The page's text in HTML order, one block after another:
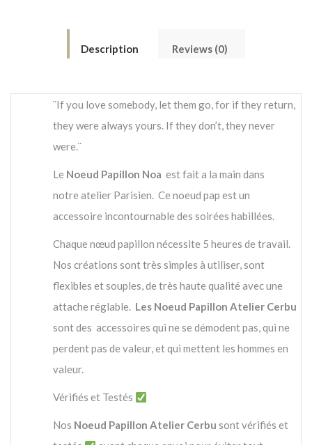
Description Reviews (0)
¨If you love somebody, let them go, for if they return,
they were always yours. If they don’t, they never
were.¨
Le Noeud Papillon Noa est fait a la main dans
notre atelier Parisien. Ce noeud pap est un
accessoire incontournable des soirées habillées.
Chaque nœud papillon nécessite 5 heures de travail.
Nos créations sont très simples à utiliser, sont
flexibles et souples, de très haute qualité avec une
attache réglable. Les Noeud Papillon Atelier Cerbu
sont des accessoires qui ne se démodent pas, qui ne
perdent pas de valeur, et qui mettent les hommes en
valeur.
Vérifiés et Testés
Nos Noeud Papillon Atelier Cerbu sont vérifiés et